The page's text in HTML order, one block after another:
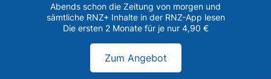
Abends schon die Zeitung von morgen und
sämtliche RNZ+ Inhalte in der RNZ-App lesen
Die ersten 2 Monate für je nur 4,90 €
Zum Angebot